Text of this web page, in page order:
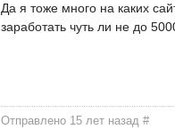
Да я тоже много на каких
заработать чуть ли не до
Отправлено 15 лет назад#